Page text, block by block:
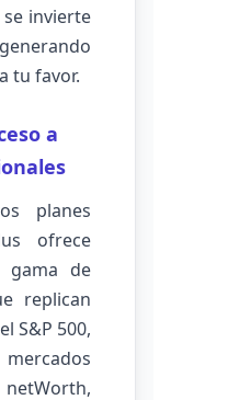
invierte
tu favor.
a
planes
ofrece
gama de
replican
S&P 500,